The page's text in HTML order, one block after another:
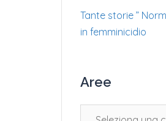
Tante storie ”
in femminicidio
Aree